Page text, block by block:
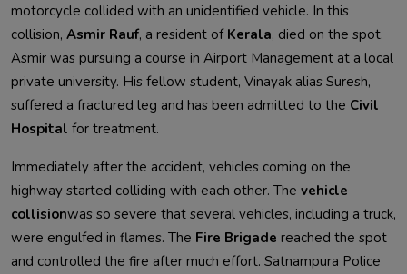
motorcycle collided with an unidentified vehicle. In this
collision, Asmir Rauf, a resident of Kerala, died on the spot.
Asmir was pursuing a course in Airport Management at a local
private university. His fellow student, Vinayak alias Suresh,
suffered a fractured leg and has been admitted to the Civil
Hospital for treatment.
Immediately after the accident, vehicles coming on the
highway started colliding with each other. The vehicle
collisionwas so severe that several vehicles, including a truck,
were engulfed in flames. The Fire Brigade reached the spot
and controlled the fire after much effort. Satnampura Police